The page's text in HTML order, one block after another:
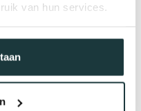
van hun services.
€6,81